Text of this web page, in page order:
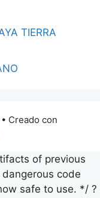
TIERRA
• Creado con
of previous
code
safe to use. */ ?